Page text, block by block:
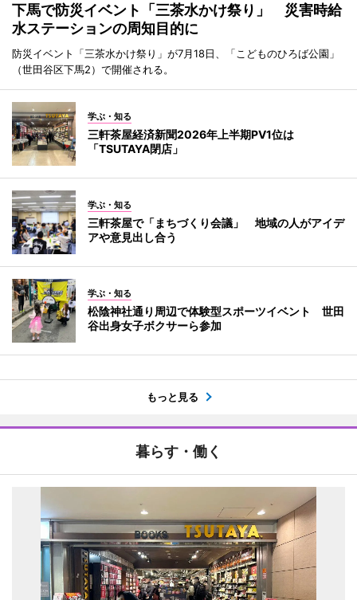
下馬で防災イベント「三茶水かけ祭り」 災害時給
水ステーションの周知目的に
防災イベント「三茶水かけ祭り」が7月18日、「こどものひろば公園」
（世田谷区下馬2）で開催される。
学ぶ・知る
三軒茶屋経済新聞2026年上半期PV1位は
「TSUTAYA閉店」
学ぶ・知る
三軒茶屋で「まちづくり会議」 地域の人がアイデ
アや意見出し合う
学ぶ・知る
松陰神社通り周辺で体験型スポーツイベント 世田
谷出身女子ボクサーら参加
もっと見る
暮らす・働く